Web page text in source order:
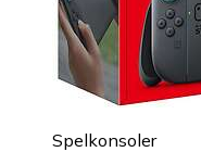
Spelkonsoler